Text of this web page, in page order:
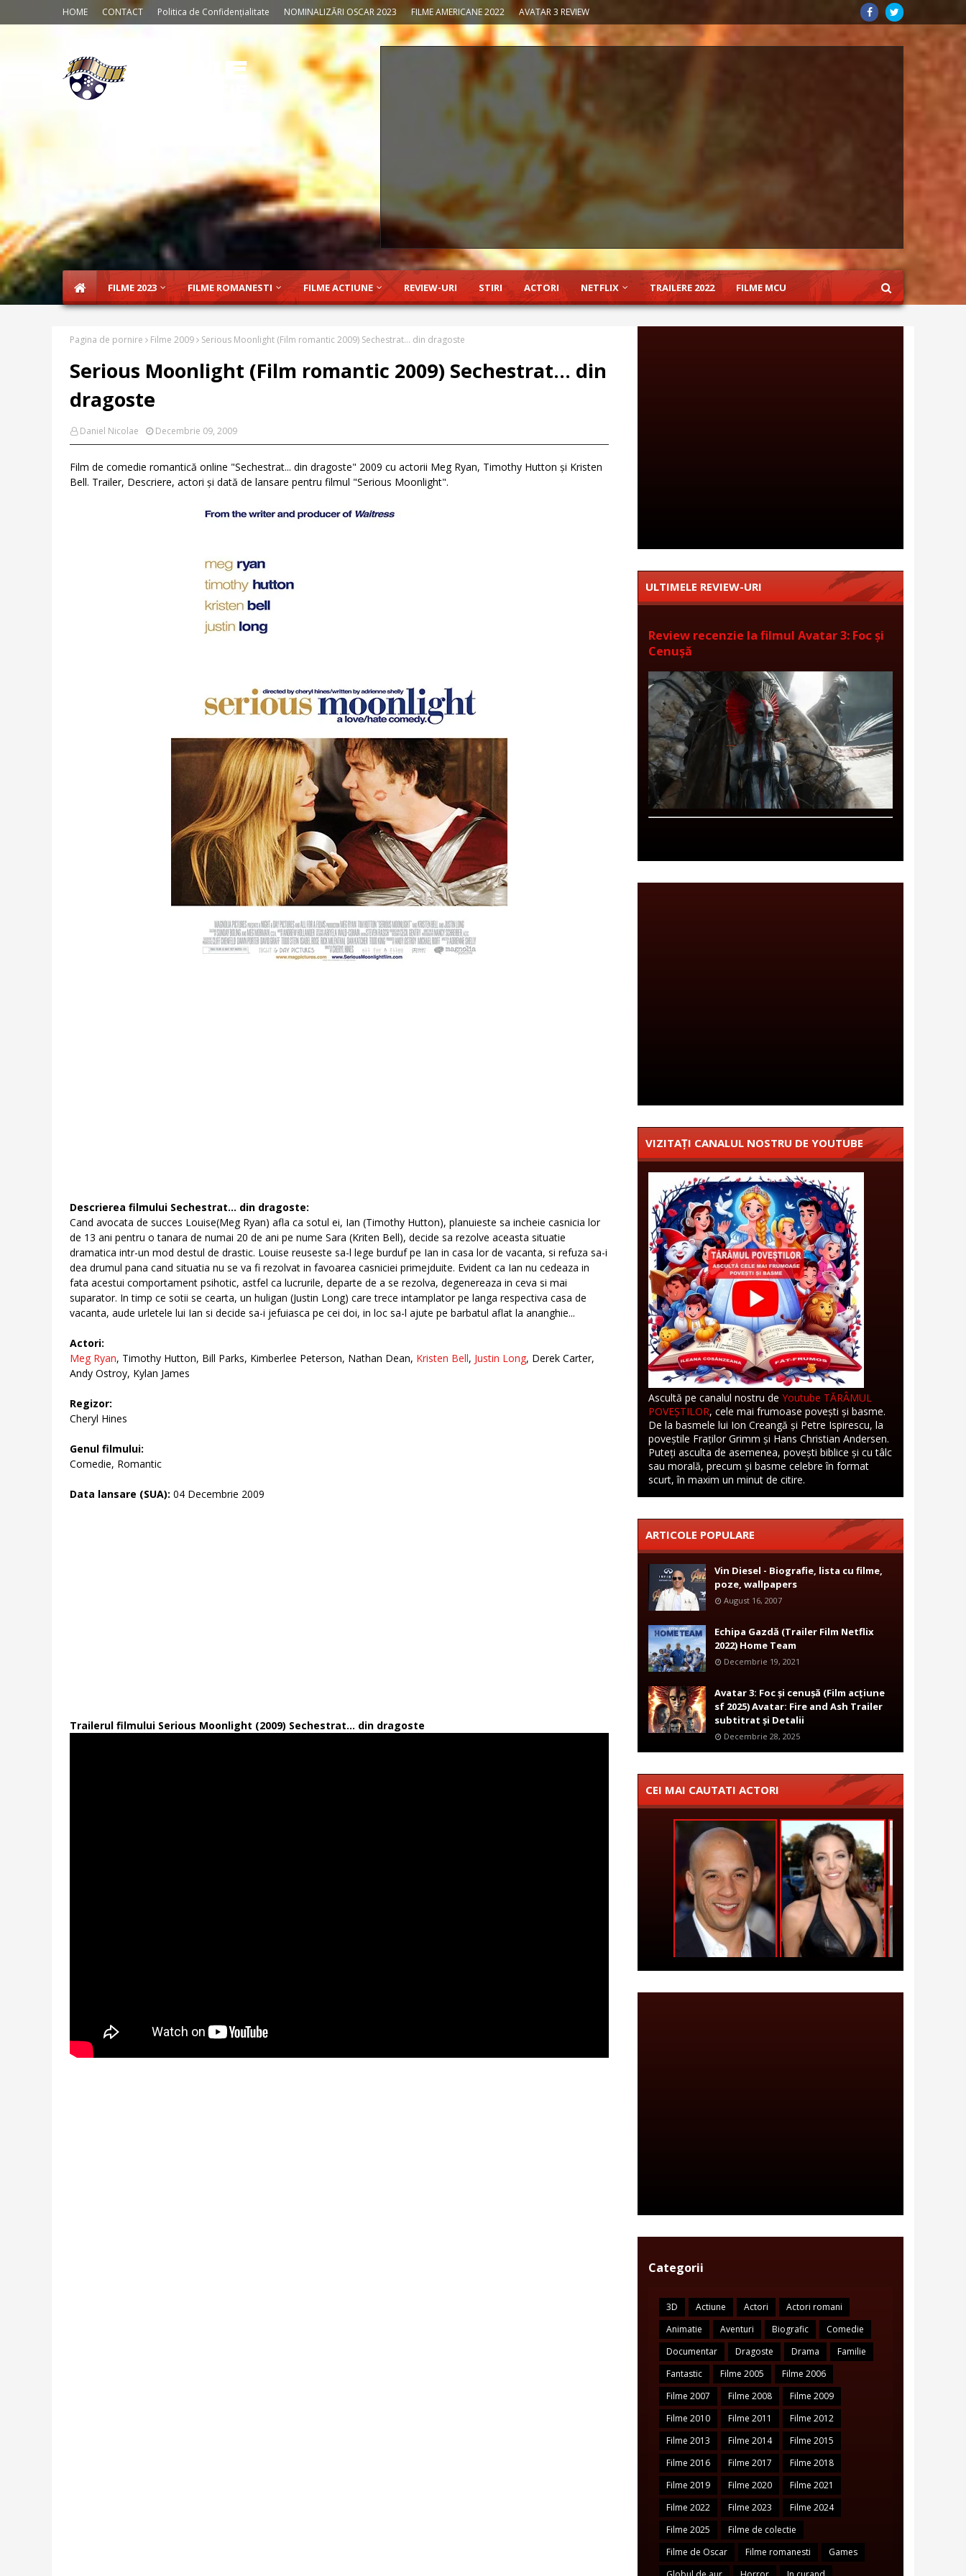
HOME CONTACT Politica de Confidențialitate NOMINALIZĂRI OSCAR 2023 FILME AMERICANE 2022 AVATAR 3 REVIEW
FILME 2023 FILME ROMANESTI FILME ACTIUNE REVIEW-URI STIRI ACTORI NETFLIX TRAILERE 2022 FILME MCU
Pagina de pornire Filme 2009 Serious Moonlight (Film romantic 2009) Sechestrat... din dragoste
Serious Moonlight (Film romantic 2009) Sechestrat... din
dragoste
Daniel Nicolae Decembrie 09, 2009
Film de comedie romantică online "Sechestrat... din dragoste" 2009 cu actorii Meg Ryan, Timothy Hutton și Kristen
Bell. Trailer, Descriere, actori și dată de lansare pentru filmul "Serious Moonlight".
Descrierea filmului Sechestrat... din dragoste:
Cand avocata de succes Louise(Meg Ryan) afla ca sotul ei, Ian (Timothy Hutton), planuieste sa incheie casnicia lor
de 13 ani pentru o tanara de numai 20 de ani pe nume Sara (Kriten Bell), decide sa rezolve aceasta situatie
dramatica intr-un mod destul de drastic. Louise reuseste sa-l lege burduf pe Ian in casa lor de vacanta, si refuza sa-i
dea drumul pana cand situatia nu se va fi rezolvat in favoarea casniciei primejduite. Evident ca Ian nu cedeaza in
fata acestui comportament psihotic, astfel ca lucrurile, departe de a se rezolva, degenereaza in ceva si mai
suparator. In timp ce sotii se cearta, un huligan (Justin Long) care trece intamplator pe langa respectiva casa de
vacanta, aude urletele lui Ian si decide sa-i jefuiasca pe cei doi, in loc sa-l ajute pe barbatul aflat la ananghie...
Actori:
Meg Ryan, Timothy Hutton, Bill Parks, Kimberlee Peterson, Nathan Dean, Kristen Bell, Justin Long, Derek Carter,
Andy Ostroy, Kylan James
Regizor:
Cheryl Hines
Genul filmului:
Comedie, Romantic
Data lansare (SUA): 04 Decembrie 2009
Trailerul filmului Serious Moonlight (2009) Sechestrat... din dragoste
ULTIMELE REVIEW-URI
Review recenzie la filmul Avatar 3: Foc și
Cenușă
VIZITAȚI CANALUL NOSTRU DE YOUTUBE
Ascultă pe canalul nostru de Youtube TĂRÂMUL
POVEȘTILOR, cele mai frumoase povești și basme.
De la basmele lui Ion Creangă și Petre Ispirescu, la
poveștile Fraților Grimm și Hans Christian Andersen.
Puteți asculta de asemenea, povești biblice și cu tâlc
sau morală, precum și basme celebre în format
scurt, în maxim un minut de citire.
ARTICOLE POPULARE
Vin Diesel - Biografie, lista cu filme,
poze, wallpapers
August 16, 2007
Echipa Gazdă (Trailer Film Netflix
2022) Home Team
Decembrie 19, 2021
Avatar 3: Foc și cenușă (Film acțiune
sf 2025) Avatar: Fire and Ash Trailer
subtitrat și Detalii
Decembrie 28, 2025
CEI MAI CAUTATI ACTORI
Categorii
3D Actiune Actori
Actori romani
Animatie
Aventuri Biografic
Comedie
Documentar
Dragoste Drama
Familie
Fantastic
Filme 2005
Filme 2006
Filme 2007
Filme 2008
Filme 2009
Filme 2010
Filme 2011
Filme 2012
Filme 2013
Filme 2014
Filme 2015
Filme 2016
Filme 2017
Filme 2018
Filme 2019
Filme 2020
Filme 2021
Filme 2022
Filme 2023
Filme 2024
Filme 2025
Filme de colectie
Filme de Oscar
Filme romanesti
Games